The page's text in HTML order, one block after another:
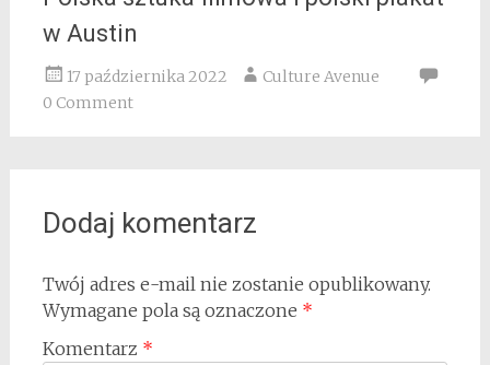
w Austin
17 października 2022
Culture Avenue
0 Comment
Dodaj komentarz
Twój adres e-mail nie zostanie opublikowany.
Wymagane pola są oznaczone *
Komentarz *